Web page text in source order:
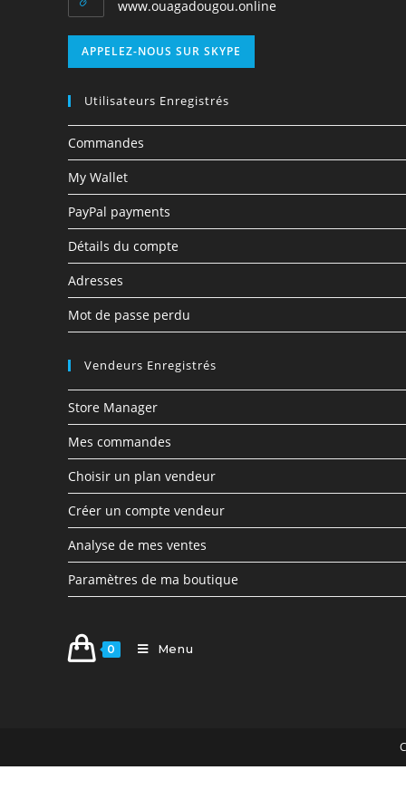
www.ouagadougou.online
APPELEZ-NOUS SUR SKYPE
Utilisateurs Enregistrés
Commandes
My Wallet
PayPal payments
Détails du compte
Adresses
Mot de passe perdu
Vendeurs Enregistrés
Store Manager
Mes commandes
Choisir un plan vendeur
Créer un compte vendeur
Analyse de mes ventes
Paramètres de ma boutique
0 Menu